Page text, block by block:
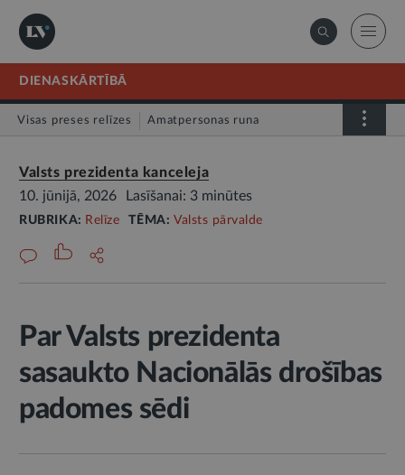
DIENASKĀRTĪBĀ
Visas preses relīzes Amatpersonas runa
Valsts prezidenta kanceleja
10. jūnijā, 2026
Lasīšanai: 3 minūtes
RUBRIKA: Relīze TĒMA:Valsts pārvalde
Par Valsts prezidenta
sasaukto Nacionālās drošības
padomes sēdi